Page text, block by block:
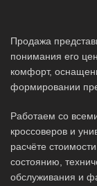
Продажа
понимания его
комфорт,
формировании
Работаем со
кроссоверов и
расчёте
состоянию,
обслуживания и